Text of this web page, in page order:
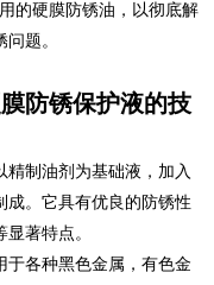
的硬膜防锈油，以彻底解
题。
防锈保护液的技
精制油剂为基础液，加入
成。它具有优良的防锈性
著特点。
于各种黑色金属，有色金